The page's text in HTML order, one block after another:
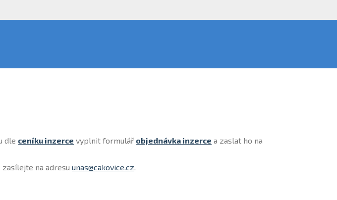
dle ceníku inzerce vyplnit formulář objednávka inzerce a zaslat ho na
na adresu unas@cakovice.cz.